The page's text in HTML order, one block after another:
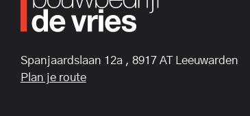
Spanjaardslaan 12a , 8917 AT Leeuwarden
Plan je route